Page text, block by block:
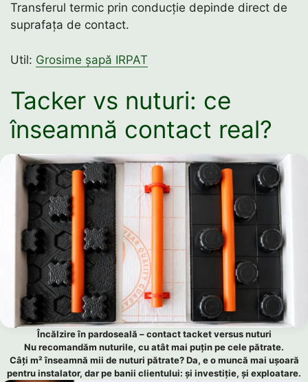
Transferul termic prin conducție depinde direct de
suprafața de contact.
Util: Grosime șapă IRPAT
Tacker vs nuturi: ce
înseamnă contact real?
Încălzire în pardoseală – contact tacket versus nuturi
Nu recomandăm nuturile, cu atât mai puțin pe cele pătrate.
Câți m² înseamnă mii de nuturi pătrate? Da, e o muncă mai ușoară
pentru instalator, dar pe banii clientului: și investiție, și exploatare.